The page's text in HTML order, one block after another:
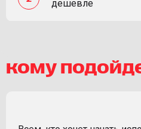
дешевле
кому